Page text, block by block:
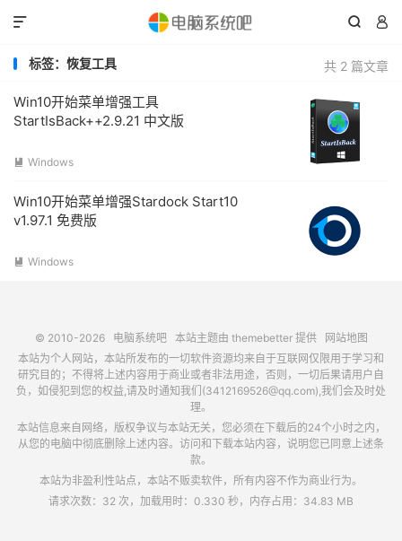
 

共 2 篇文章
标签：恢复工具
Win10开始菜单增强工具
StartIsBack++2.9.21 中文版
 Windows
Win10开始菜单增强Stardock Start10
v1.97.1 免费版
 Windows
© 2010-2026 电脑系统吧本站主题由 themebetter提供
网站地图
本站为个人网站，本站所发布的一切软件资源均来自于互联网仅限用于学习和
研究目的；不得将上述内容用于商业或者非法用途，否则，一切后果请用户自
负，如侵犯到您的权益,请及时通知我们(3412169526@qq.com),我们会及时处
理。
本站信息来自网络，版权争议与本站无关，您必须在下载后的24个小时之内，
从您的电脑中彻底删除上述内容。访问和下载本站内容，说明您已同意上述条
款。
本站为非盈利性站点，本站不贩卖软件，所有内容不作为商业行为。
请求次数：32 次，加载用时：0.330 秒，内存占用：34.83 MB